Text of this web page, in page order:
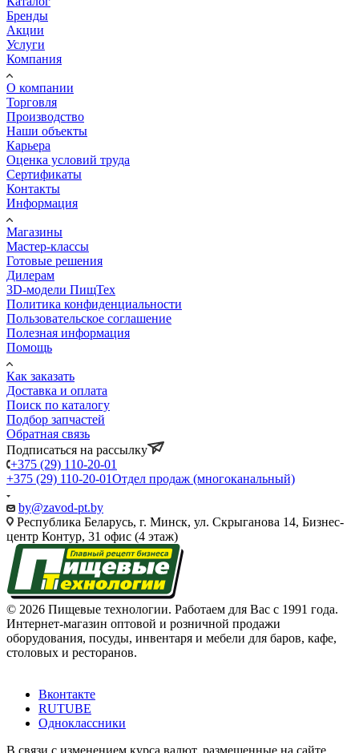
Бренды
Акции
Услуги
Компания
О компании
Торговля
Производство
Наши объекты
Карьера
Оценка условий труда
Сертификаты
Контакты
Информация
Магазины
Мастер-классы
Готовые решения
Дилерам
3D-модели ПищТех
Политика конфиденциальности
Пользовательское соглашение
Полезная информация
Помощь
Как заказать
Доставка и оплата
Поиск по каталогу
Подбор запчастей
Обратная связь
Подписаться на рассылку
+375 (29) 110-20-01
+375 (29) 110-20-01Отдел продаж (многоканальный)
by@zavod-pt.by
Республика Беларусь, г. Минск, ул. Скрыганова 14, Бизнес-
центр Контур, 31 офис (4 этаж)
© 2026 Пищевые технологии. Работаем для Вас с 1991 года.
Интернет-магазин оптовой и розничной продажи
оборудования, посуды, инвентаря и мебели для баров, кафе,
столовых и ресторанов.
Вконтакте
RUTUBE
Одноклассники
В связи с изменением курса валют, размещенные на сайте